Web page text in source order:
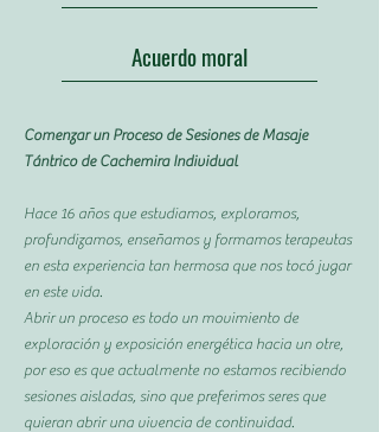
Acuerdo moral
Comenzar un Proceso de Sesiones de Masaje
Tántrico de Cachemira Individual
Hace 16 años que estudiamos, exploramos,
profundizamos, enseñamos y formamos terapeutas
en esta experiencia tan hermosa que nos tocó jugar
en este vida.
Abrir un proceso es todo un movimiento de
exploración y exposición energética hacia un otre,
por eso es que actualmente no estamos recibiendo
sesiones aisladas, sino que preferimos seres que
quieran abrir una vivencia de continuidad.